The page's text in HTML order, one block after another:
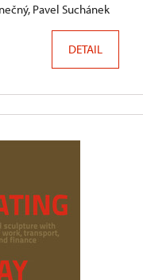
Pavel Suchánek
DETAIL